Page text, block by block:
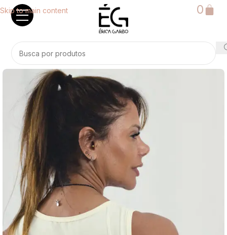
Skip to main content 0